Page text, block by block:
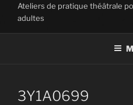
Ateliers de pratique théâtrale
adultes
3Y1A0699